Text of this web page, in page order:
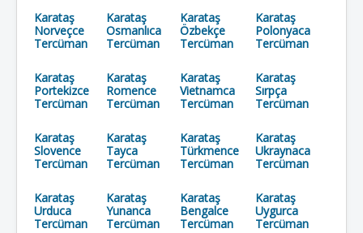
Karataş
Norveçce
Tercüman
Karataş
Osmanlıca
Tercüman
Karataş
Özbekçe
Tercüman
Karataş
Polonyaca
Tercüman
Karataş
Portekizce
Tercüman
Karataş
Romence
Tercüman
Karataş
Vietnamca
Tercüman
Karataş
Sırpça
Tercüman
Karataş
Slovence
Tercüman
Karataş
Tayca
Tercüman
Karataş
Türkmence
Tercüman
Karataş
Ukraynaca
Tercüman
Karataş
Urduca
Tercüman
Karataş
Yunanca
Tercüman
Karataş
Bengalce
Tercüman
Karataş
Uygurca
Tercüman